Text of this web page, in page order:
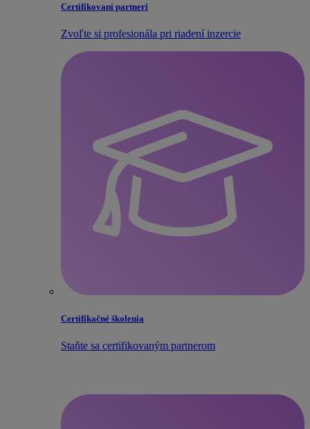
Certifikovaní partneri
Zvoľte si profesionála pri riadení inzercie
Certifikačné školenia
Staňte sa certifikovaným partnerom